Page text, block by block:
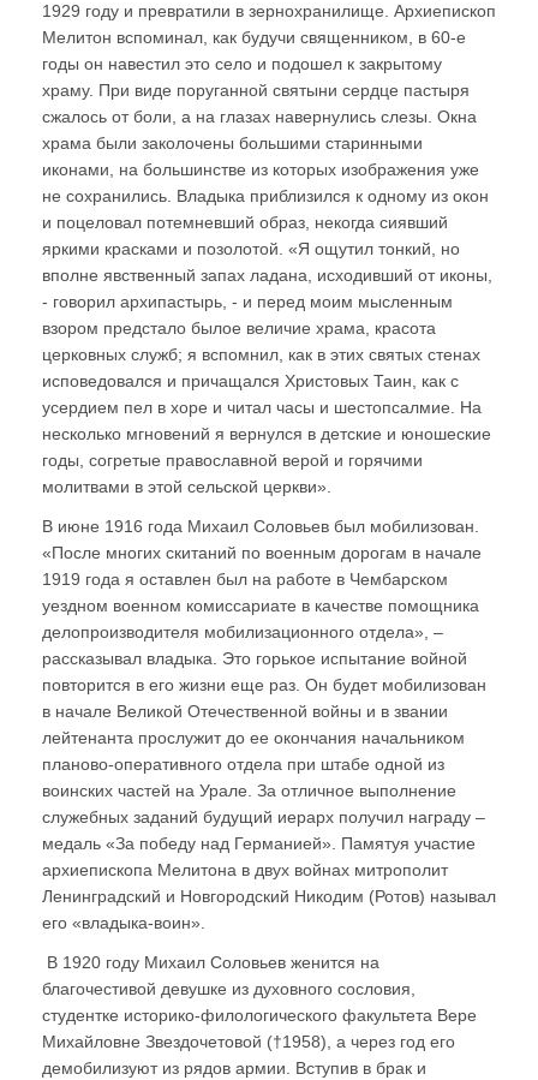
1929 году и превратили в зернохранилище. Архиепископ
Мелитон вспоминал, как будучи священником, в 60-е
годы он навестил это село и подошел к закрытому
храму. При виде поруганной святыни сердце пастыря
сжалось от боли, а на глазах навернулись слезы. Окна
храма были заколочены большими старинными
иконами, на большинстве из которых изображения уже
не сохранились. Владыка приблизился к одному из окон
и поцеловал потемневший образ, некогда сиявший
яркими красками и позолотой. «Я ощутил тонкий, но
вполне явственный запах ладана, исходивший от иконы,
- говорил архипастырь, - и перед моим мысленным
взором предстало былое величие храма, красота
церковных служб; я вспомнил, как в этих святых стенах
исповедовался и причащался Христовых Таин, как с
усердием пел в хоре и читал часы и шестопсалмие. На
несколько мгновений я вернулся в детские и юношеские
годы, согретые православной верой и горячими
молитвами в этой сельской церкви».
В июне 1916 года Михаил Соловьев был мобилизован.
«После многих скитаний по военным дорогам в начале
1919 года я оставлен был на работе в Чембарском
уездном военном комиссариате в качестве помощника
делопроизводителя мобилизационного отдела», –
рассказывал владыка. Это горькое испытание войной
повторится в его жизни еще раз. Он будет мобилизован
в начале Великой Отечественной войны и в звании
лейтенанта прослужит до ее окончания начальником
планово-оперативного отдела при штабе одной из
воинских частей на Урале. За отличное выполнение
служебных заданий будущий иерарх получил награду –
медаль «За победу над Германией». Памятуя участие
архиепископа Мелитона в двух войнах митрополит
Ленинградский и Новгородский Никодим (Ротов) называл
его «владыка-воин».
В 1920 году Михаил Соловьев женится на
благочестивой девушке из духовного сословия,
студентке историко-филологического факультета Вере
Михайловне Звездочетовой (†1958), а через год его
демобилизуют из рядов армии. Вступив в брак и